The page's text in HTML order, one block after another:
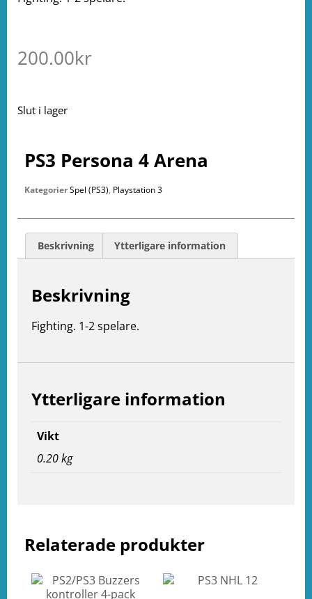
200.00kr
Slut i lager
Relaterade produkter
PS3 Persona 4 Arena
KategorierSpel (PS3), Playstation 3
Beskrivning Ytterligare information
Beskrivning
Fighting. 1-2 spelare.
Ytterligare information
Vikt
0.20 kg